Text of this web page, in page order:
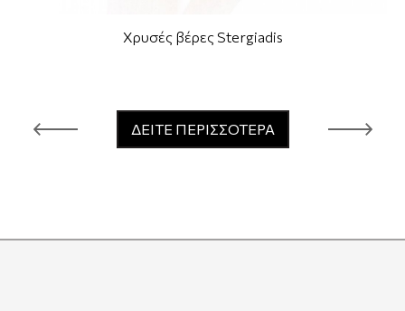
Χρυσές βέρες Stergiadis
ΔΕΙΤΕ ΠΕΡΙΣΣΟΤΕΡΑ